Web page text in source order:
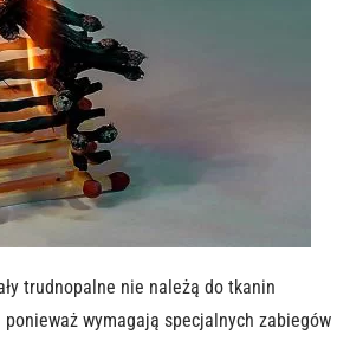
trudnopalne nie należą do tkanin
ponieważ wymagają specjalnych zabiegów